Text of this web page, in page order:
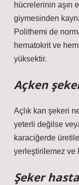
hücrelerinin
giymesinden
Polithemi de
hematokrit ve
yüksektir.
Açken
Açlık kan şekeri
yeterli değilse
karaciğerde
yerleştirilemez ve
Şeker